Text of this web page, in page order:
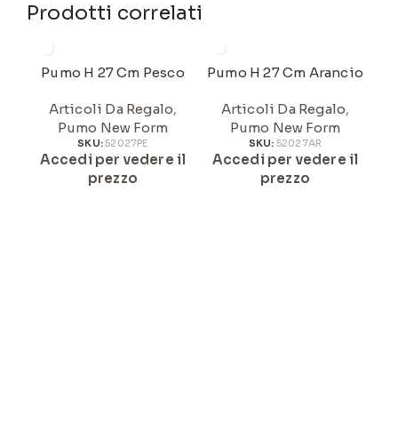
Prodotti correlati
Pumo H 27 Cm Pesco
Articoli Da Regalo,
Pumo New Form
SKU:52027PE
Accedi per vedere il
prezzo
Pumo H 27 Cm Arancio
Articoli Da Regalo,
Pumo New Form
SKU: 52027AR
Accedi per vedere il
prezzo